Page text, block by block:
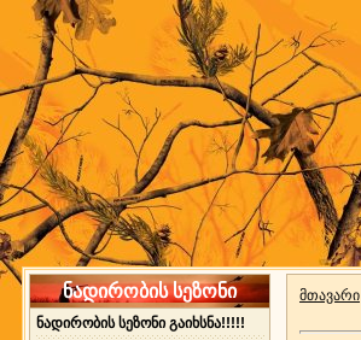
ნადირობის სეზონი
ნადირობის სეზონი გაიხსნა!!!!!
მთავარი